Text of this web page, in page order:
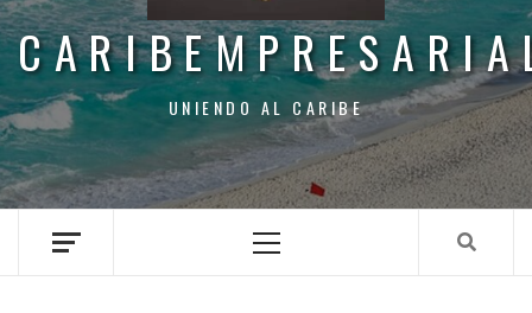
UNIENDO AL CARIBE
Menu